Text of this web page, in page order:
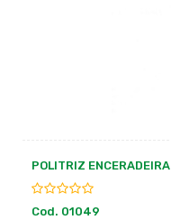
POLITRIZ ENCERADEIRA
Cod. 01049